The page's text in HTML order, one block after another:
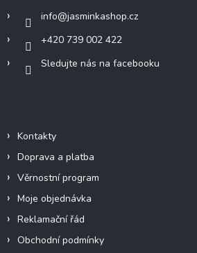
info@jasminkashop.cz
+420 739 002 422
Sledujte nás na facebooku
Kontakty
Doprava a platba
Věrnostní program
Moje objednávka
Reklamační řád
Obchodní podmínky